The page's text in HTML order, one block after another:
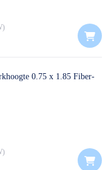
0.75 x 1.85 Fiber-